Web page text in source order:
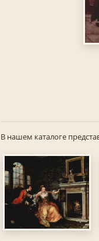
В нашем каталоге